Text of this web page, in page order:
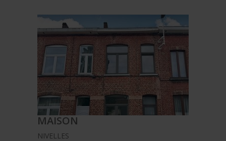
MAISON
NIVELLES